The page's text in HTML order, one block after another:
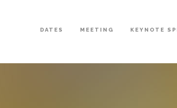
DATES MEETING KEYNOTE